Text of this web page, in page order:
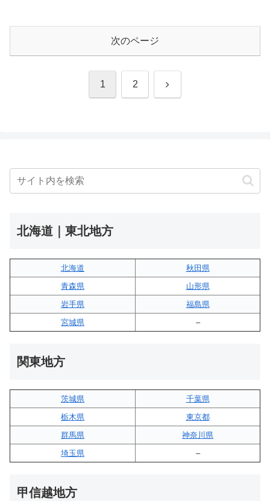
次のページ
1 2 次
北海道｜東北地方
北海道
秋田県
青森県
山形県
岩手県
福島県
宮城県
–
関東地方
茨城県
千葉県
栃木県
東京都
群馬県
神奈川県
埼玉県
–
甲信越地方